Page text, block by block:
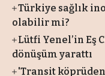
Türkiye sağlık
olabilir mi?
Lütfi Yenel’in Eş
dönüşüm yarattı
'Transit